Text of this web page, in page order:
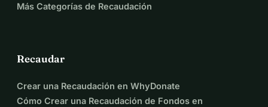
Más Categorías de Recaudación
Recaudar
Crear una Recaudación en WhyDonate
Cómo Crear una Recaudación de Fondos en